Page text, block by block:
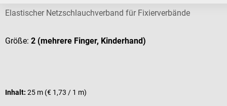
Elastischer Netzschlauchverband für Fixierverbände
Größe: 2 (mehrere Finger, Kinderhand)
Inhalt: 25 m (€ 1,73 / 1 m)